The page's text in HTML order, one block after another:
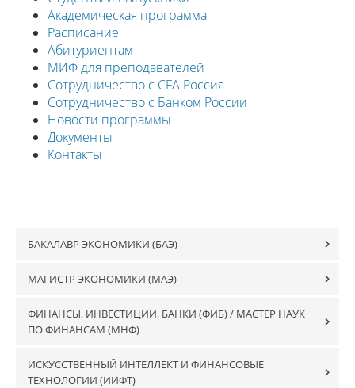
Академическая программа
Расписание
Абитуриентам
МИФ для преподавателей
Сотрудничество с CFA Россия
Сотрудничество с Банком России
Новости программы
Документы
Контакты
БАКАЛАВР ЭКОНОМИКИ (БАЭ)
МАГИСТР ЭКОНОМИКИ (MAЭ)
ФИНАНСЫ, ИНВЕСТИЦИИ, БАНКИ (ФИБ) / МАСТЕР НАУК
ПО ФИНАНСАМ (МНФ)
ИСКУССТВЕННЫЙ ИНТЕЛЛЕКТ И ФИНАНСОВЫЕ
ТЕХНОЛОГИИ (ИИФТ)